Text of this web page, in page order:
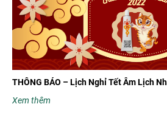
THÔNG BÁO – Lịch Nghỉ Tết Âm Lịch
Xem thêm